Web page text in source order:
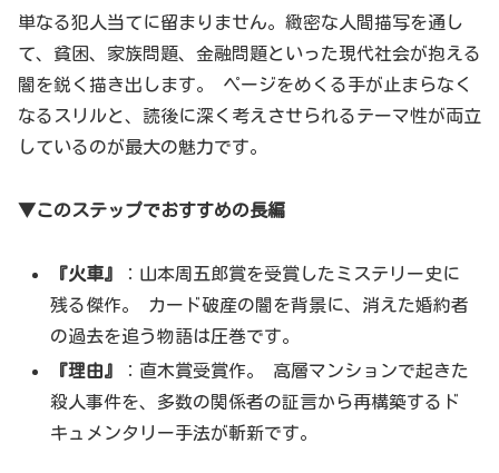
単なる犯人当てに留まりません。緻密な人間描写を通し
て、貧困、家族問題、金融問題といった現代社会が抱える
闇を鋭く描き出します。 ページをめくる手が止まらなく
なるスリルと、読後に深く考えさせられるテーマ性が両立
しているのが最大の魅力です。
▼このステップでおすすめの長編
『火車』
：山本周五郎賞を受賞したミステリー史に
残る傑作。 カード破産の闇を背景に、消えた婚約者
の過去を追う物語は圧巻です。
『理由』
：直木賞受賞作。 高層マンションで起きた
殺人事件を、多数の関係者の証言から再構築するド
キュメンタリー手法が斬新です。